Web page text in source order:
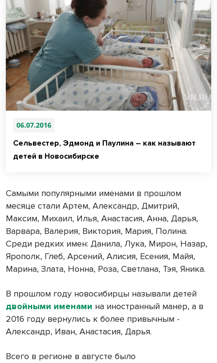
06.07.2016
Сельвестер, Эдмонд и Паулина – как называют
детей в Новосибирске
Самыми популярными именами в прошлом
месяце стали Артем, Александр, Дмитрий,
Максим, Михаил, Илья, Анастасия, Анна, Дарья,
Варвара, Валерия, Виктория, Мария, Полина.
Среди редких имен: Данила, Лука, Мирон, Назар,
Ярополк, Глеб, Арсений, Алисия, Есения, Майя,
Марина, Злата, Нонна, Роза, Светлана, Тэя, Яника.
В прошлом году новосибирцы называли детей
двойными именами на иностранный манер, а в
2016 году вернулись к более привычным -
Александр, Иван, Анастасия, Дарья.
Всего в регионе в августе было